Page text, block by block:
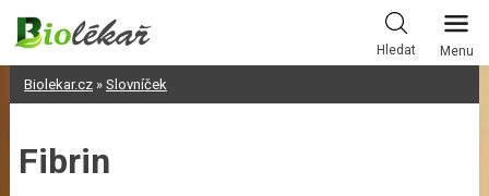
Skip
content
Hledat Menu
Biolekar.cz» Slovníček
Fibrin